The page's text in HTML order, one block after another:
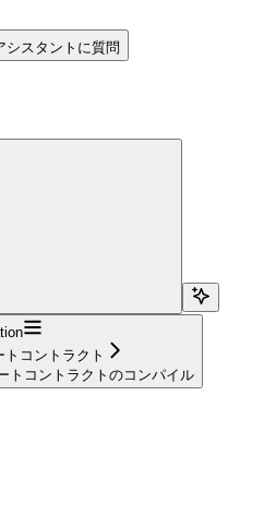
シスタントに質問
コントラクト
トコントラクトのコンパイル